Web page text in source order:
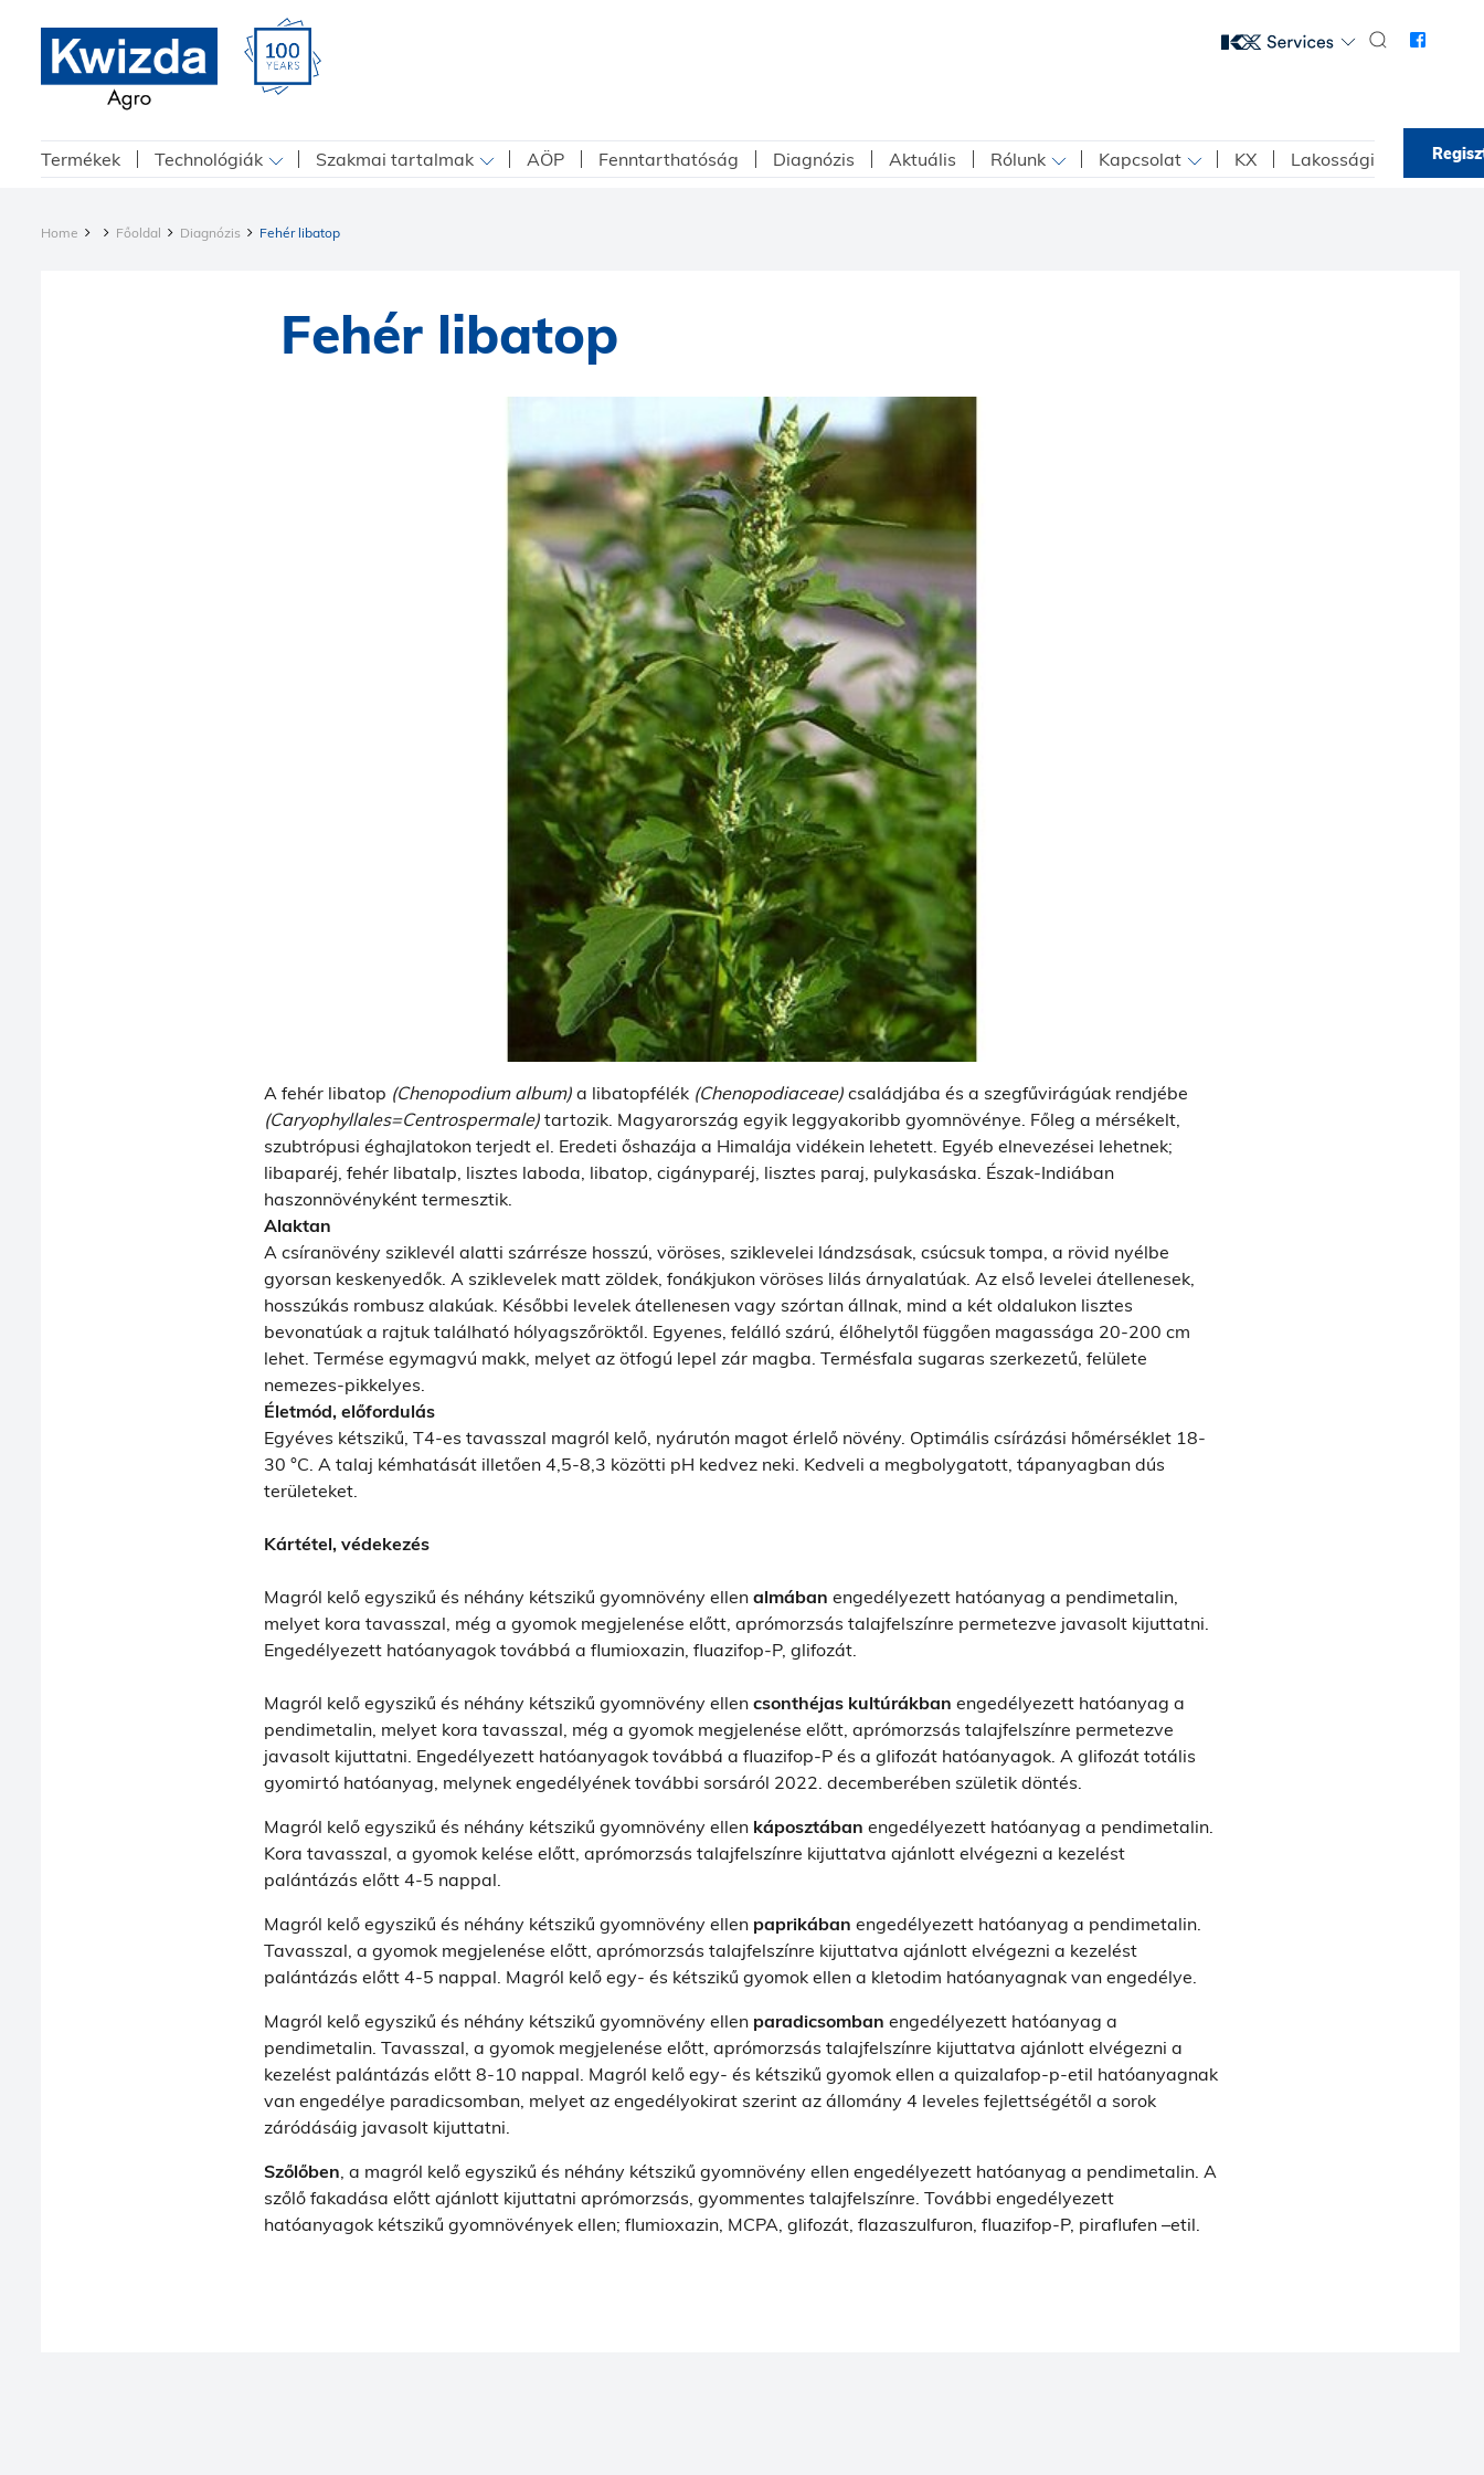
Termékek Technológiák Szakmai tartalmak AÖP Fenntarthatóság Diagnózis Aktuális Rólunk Kapcsolat KX Lakossági
Home Főoldal Diagnózis Fehér libatop
Fehér libatop
A fehér libatop (Chenopodium album) a libatopfélék (Chenopodiaceae)családjába és a szegfűvirágúak rendjébe
(Caryophyllales=Centrospermale)tartozik. Magyarország egyik leggyakoribb gyomnövénye. Főleg a mérsékelt,
szubtrópusi éghajlatokon terjedt el. Eredeti őshazája a Himalája vidékein lehetett. Egyéb elnevezései lehetnek;
libaparéj, fehér libatalp, lisztes laboda, libatop, cigányparéj, lisztes paraj, pulykasáska. Észak-Indiában
haszonnövényként termesztik.
Alaktan
A csíranövény sziklevél alatti szárrésze hosszú, vöröses, sziklevelei lándzsásak, csúcsuk tompa, a rövid nyélbe
gyorsan keskenyedők. A sziklevelek matt zöldek, fonákjukon vöröses lilás árnyalatúak. Az első levelei átellenesek,
hosszúkás rombusz alakúak. Későbbi levelek átellenesen vagy szórtan állnak, mind a két oldalukon lisztes
bevonatúak a rajtuk található hólyagszőröktől. Egyenes, felálló szárú, élőhelytől függően magassága 20-200 cm
lehet. Termése egymagvú makk, melyet az ötfogú lepel zár magba. Termésfala sugaras szerkezetű, felülete
nemezes-pikkelyes.
Életmód, előfordulás
Egyéves kétszikű, T4-es tavasszal magról kelő, nyárutón magot érlelő növény. Optimális csírázási hőmérséklet 18-
30 °C. A talaj kémhatását illetően 4,5-8,3 közötti pH kedvez neki. Kedveli a megbolygatott, tápanyagban dús
területeket.
Kártétel, védekezés
Magról kelő egyszikű és néhány kétszikű gyomnövény ellen almában engedélyezett hatóanyag a pendimetalin,
melyet kora tavasszal, még a gyomok megjelenése előtt, aprómorzsás talajfelszínre permetezve javasolt kijuttatni.
Engedélyezett hatóanyagok továbbá a flumioxazin, fluazifop-P, glifozát.
Magról kelő egyszikű és néhány kétszikű gyomnövény ellencsonthéjas kultúrákban engedélyezett hatóanyag a
pendimetalin, melyet kora tavasszal, még a gyomok megjelenése előtt, aprómorzsás talajfelszínre permetezve
javasolt kijuttatni. Engedélyezett hatóanyagok továbbá a fluazifop-P és a glifozát hatóanyagok. A glifozát totális
gyomirtó hatóanyag, melynek engedélyének további sorsáról 2022. decemberében születik döntés.
Magról kelő egyszikű és néhány kétszikű gyomnövény ellen káposztában engedélyezett hatóanyag a pendimetalin.
Kora tavasszal, a gyomok kelése előtt, aprómorzsás talajfelszínre kijuttatva ajánlott elvégezni a kezelést
palántázás előtt 4-5 nappal.
Magról kelő egyszikű és néhány kétszikű gyomnövény ellen paprikában engedélyezett hatóanyag a pendimetalin.
Tavasszal, a gyomok megjelenése előtt, aprómorzsás talajfelszínre kijuttatva ajánlott elvégezni a kezelést
palántázás előtt 4-5 nappal. Magról kelő egy- és kétszikű gyomok ellen a kletodim hatóanyagnak van engedélye.
Magról kelő egyszikű és néhány kétszikű gyomnövény ellenparadicsomban engedélyezett hatóanyag a
pendimetalin. Tavasszal, a gyomok megjelenése előtt, aprómorzsás talajfelszínre kijuttatva ajánlott elvégezni a
kezelést palántázás előtt 8-10 nappal. Magról kelő egy- és kétszikű gyomok ellen a quizalafop-p-etil hatóanyagnak
van engedélye paradicsomban, melyet az engedélyokirat szerint az állomány 4 leveles fejlettségétől a sorok
záródásáig javasolt kijuttatni.
Szőlőben, a magról kelő egyszikű és néhány kétszikű gyomnövény ellen engedélyezett hatóanyag a pendimetalin. A
szőlő fakadása előtt ajánlott kijuttatni aprómorzsás, gyommentes talajfelszínre. További engedélyezett
hatóanyagok kétszikű gyomnövények ellen; flumioxazin, MCPA, glifozát, flazaszulfuron, fluazifop-P, piraflufen –etil.